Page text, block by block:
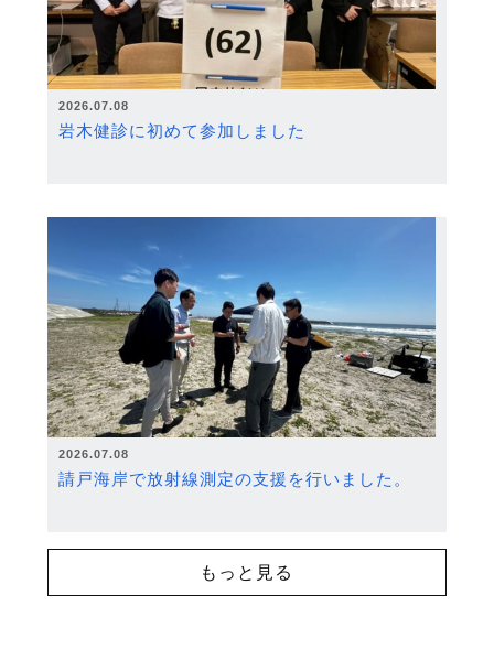
2026.07.08
岩木健診に初めて参加しました
2026.07.08
請戸海岸で放射線測定の支援を行いました。
もっと見る